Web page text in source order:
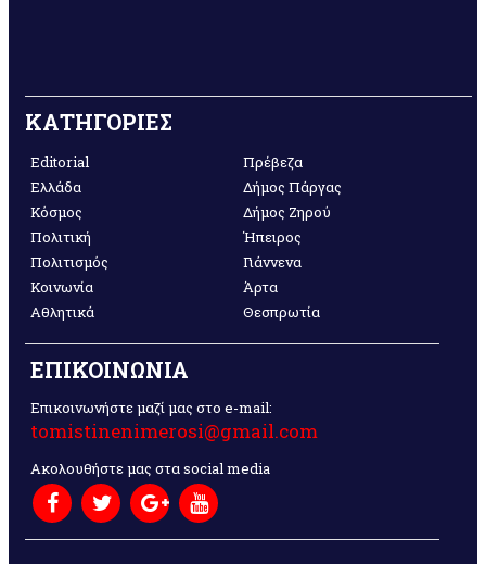
ΚΑΤΗΓΟΡΙΕΣ
Editorial
Ελλάδα
Κόσμος
Πολιτική
Πολιτισμός
Κοινωνία
Αθλητικά
Πρέβεζα
Δήμος Πάργας
Δήμος Ζηρού
Ήπειρος
Γιάννενα
Άρτα
Θεσπρωτία
ΕΠΙΚΟΙΝΩΝΙΑ
Επικοινωνήστε μαζί μας στο e-mail:
tomistinenimerosi@gmail.com
Ακολουθήστε μας στα social media